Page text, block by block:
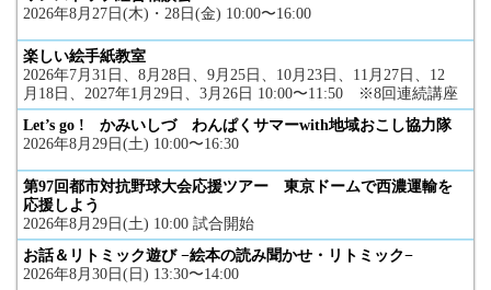
2026年8月27日(木)・28日(金) 10:00〜16:00
楽しい絵手紙教室
2026年7月31日、8月28日、9月25日、10月23日、11月27日、12
月18日、2027年1月29日、3月26日 10:00〜11:50 ※8回連続講座
Let’s go ! かみいしづ わんぱくサマーwith地域おこし協力隊
2026年8月29日(土) 10:00〜16:30
第97回都市対抗野球大会応援ツアー 東京ドームで西濃運輸を
応援しよう
2026年8月29日(土) 10:00 試合開始
お話＆リトミック遊び −絵本の読み聞かせ・リトミック−
2026年8月30日(日) 13:30〜14:00